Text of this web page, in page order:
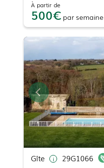
À partir de
500 par semaine
Gîte
29G1066